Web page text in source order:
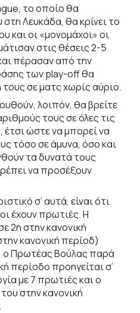
το οποίο θα
Λευκάδα, θα κρίνει το
και οι «μονομάχοι» οι
στις θέσεις 2-5
πέρασαν από την
των play-off θα
σε ματς χωρίς αύριο.
λοιπόν, θα βρείτε
τους σε όλες τις
έτσι ώστε να μπορεί να
τόσο σε άμυνα, όσο και
τα δυνατά τους
να προσέξουν
σ’ αυτά, είναι ότι
έχουν πρωτιές. Η
2η στην κανονική
κανονική περίοδ)
ο Πρωτέας Βούλας παρά
περίοδο προηγείται σ’
με 7 πρωτιές και ο
στην κανονική